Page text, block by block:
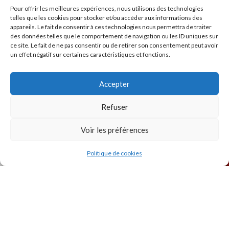
Pour offrir les meilleures expériences, nous utilisons des technologies
telles que les cookies pour stocker et/ou accéder aux informations des
appareils. Le fait de consentir à ces technologies nous permettra de traiter
des données telles que le comportement de navigation ou les ID uniques sur
ce site. Le fait de ne pas consentir ou de retirer son consentement peut avoir
un effet négatif sur certaines caractéristiques et fonctions.
Accepter
Refuser
Voir les préférences
Politique de cookies